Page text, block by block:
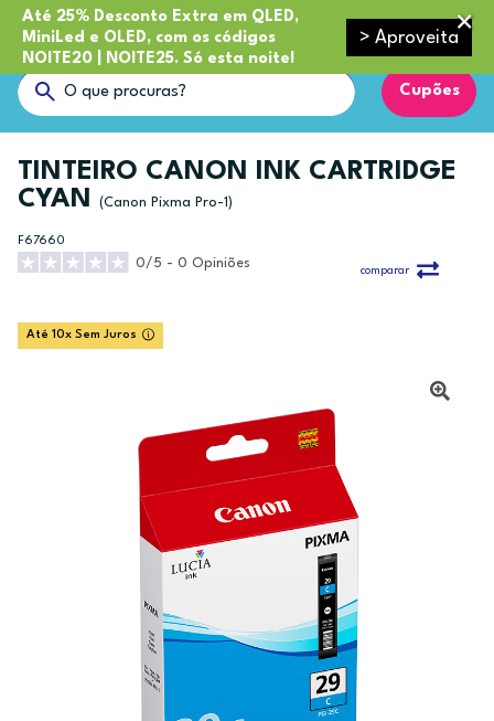
Até 25% Desconto Extra em QLED,
MiniLed e OLED, com os códigos
NOITE20 | NOITE25. Só esta noite!
> Aproveita
Cupões
TINTEIRO CANON INK CARTRIDGE
CYAN
(Canon Pixma Pro-1)
F67660
0/5 - 0 Opiniões
comparar
Até 10x Sem Juros